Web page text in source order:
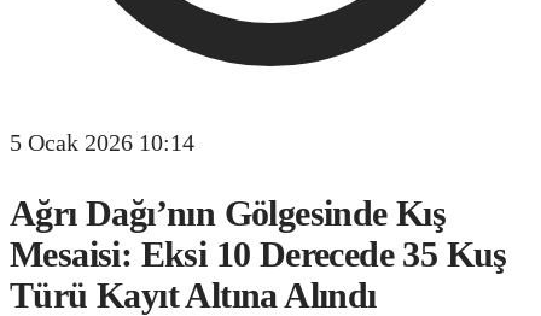
5 Ocak 2026 10:14
Ağrı Dağı’nın Gölgesinde Kış
Mesaisi: Eksi 10 Derecede 35 Kuş
Türü Kayıt Altına Alındı